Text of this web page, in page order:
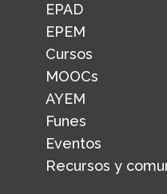
EPAD
EPEM
Cursos
MOOCs
AYEM
Funes
Eventos
Recursos y